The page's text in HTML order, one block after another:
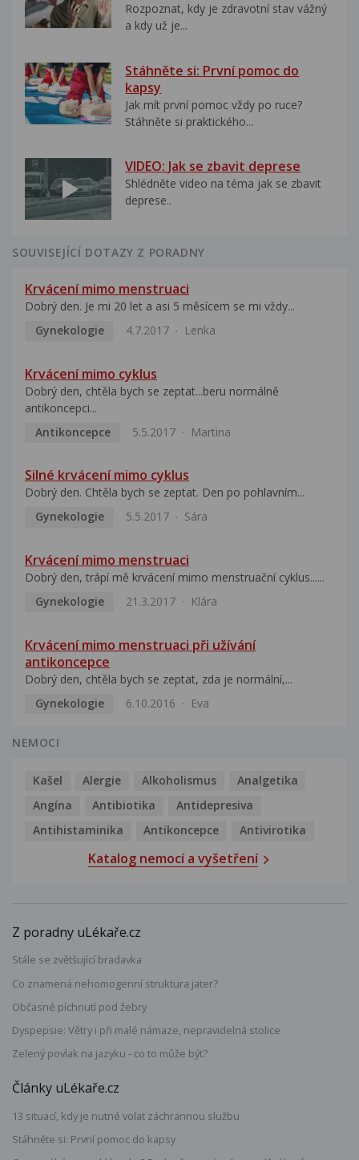
Rozpoznat, kdy je zdravotní stav vážný
a kdy už je...
Stáhněte si: První pomoc do
kapsy
Jak mít první pomoc vždy po ruce?
Stáhněte si praktického...
VIDEO: Jak se zbavit deprese
Shlédněte video na téma jak se zbavit
deprese..
SOUVISEJÍCÍ DOTAZY Z PORADNY
Krvácení mimo menstruaci
Dobrý den. Je mi 20 let a asi 5 měsícem se mi vždy...
Gynekologie
4.7.2017 Lenka
Krvácení mimo cyklus
Dobrý den, chtěla bych se zeptat...beru normálně
antikoncepci...
Antikoncepce
5.5.2017 Martina
Silné krvácení mimo cyklus
Dobrý den. Chtěla bych se zeptat. Den po pohlavním...
Gynekologie
5.5.2017 Sára
Krvácení mimo menstruaci
Dobrý den, trápí mě krvácení mimo menstruační cyklus......
Gynekologie
21.3.2017 Klára
Krvácení mimo menstruaci při užívání
antikoncepce
Dobrý den, chtěla bych se zeptat, zda je normální,...
Gynekologie
6.10.2016 Eva
NEMOCI
Kašel Alergie Alkoholismus
Analgetika
Angína
Antibiotika
Antidepresiva
Antihistaminika
Antikoncepce Antivirotika
Katalog nemocí a vyšetření
Z poradny uLékaře.cz
Stále se zvětšující bradavka
Co znamená nehomogenní struktura jater?
Občasné píchnutí pod žebry
Dyspepsie: Větry i při malé námaze, nepravidelná stolice
Zelený povlak na jazyku - co to může být?
Články uLékaře.cz
13 situací, kdy je nutné volat záchrannou službu
Stáhněte si: První pomoc do kapsy